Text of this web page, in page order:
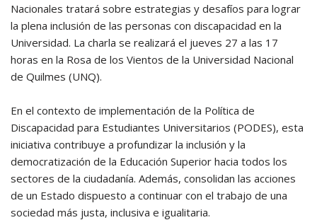
Nacionales tratará sobre estrategias y desafíos para lograr
la plena inclusión de las personas con discapacidad en la
Universidad. La charla se realizará el jueves 27 a las 17
horas en la Rosa de los Vientos de la Universidad Nacional
de Quilmes (UNQ).
En el contexto de implementación de la Política de
Discapacidad para Estudiantes Universitarios (PODES), esta
iniciativa contribuye a profundizar la inclusión y la
democratización de la Educación Superior hacia todos los
sectores de la ciudadanía. Además, consolidan las acciones
de un Estado dispuesto a continuar con el trabajo de una
sociedad más justa, inclusiva e igualitaria.